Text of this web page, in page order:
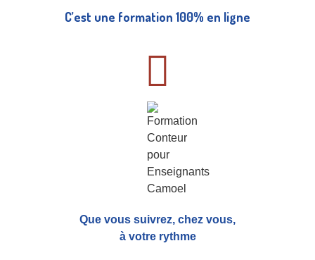
C’est une formation 100% en ligne
Que vous suivrez, chez vous,
à votre rythme